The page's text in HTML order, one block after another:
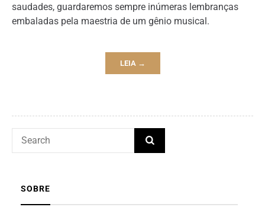
saudades, guardaremos sempre inúmeras lembranças
embaladas pela maestria de um gênio musical.
LEIA →
SOBRE